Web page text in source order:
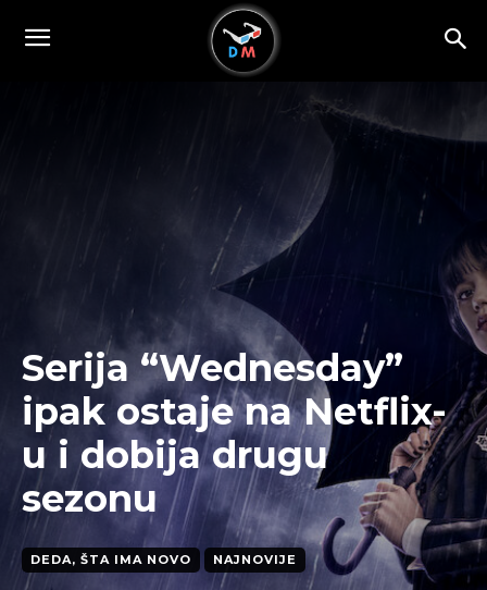
Serija “Wednesday”
ipak ostaje na Netflix-
u i dobija drugu
sezonu
DEDA, ŠTA IMA NOVO NAJNOVIJE